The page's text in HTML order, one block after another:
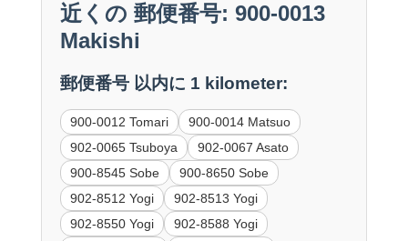
近くの 郵便番号: 900-0013
Makishi
郵便番号 以内に 1 kilometer:
900-0012 Tomari
900-0014 Matsuo
902-0065 Tsuboya
902-0067 Asato
900-8545 Sobe
900-8650 Sobe
902-8512 Yogi
902-8513 Yogi
902-8550 Yogi
902-8588 Yogi